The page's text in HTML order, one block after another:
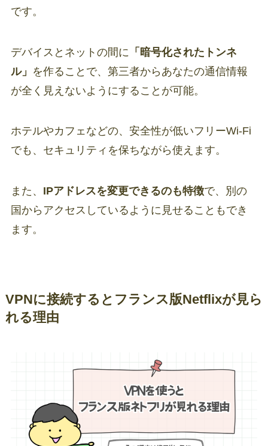
です。
デバイスとネットの間に 「暗号化されたトンネ
ル」 を作ることで、第三者からあなたの通信情報
が全く見えないようにすることが可能。
ホテルやカフェなどの、安全性が低いフリーWi-Fi
でも、セキュリティを保ちながら使えます。
また、 IPアドレスを変更できるのも特徴で、別の
国からアクセスしているように見せることもでき
ます。
VPNに接続するとフランス版Netflixが見ら
れる理由